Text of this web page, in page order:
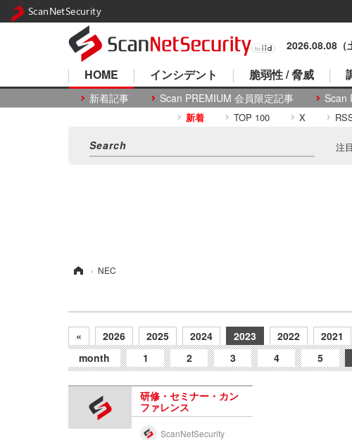
2026.08.08（
HOME
新着記事 Scan PREMIUM 会員限定記事 Scan
インシデント 脆弱性 / 脅威
新着 TOP 100 X
注
› NEC
« 2026 2025 2024 2023 2022 2021
month
1 2 3 4 5
研修・セミナー・カン
ファレンス
ScanNetSecurity
ScanNetSecurity